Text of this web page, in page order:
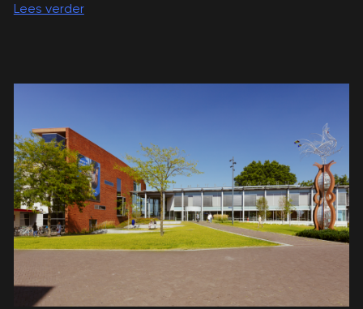
Lees verder